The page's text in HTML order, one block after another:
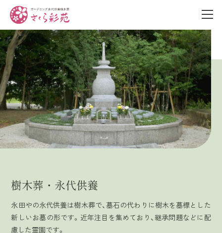
樹木葬・永代供養
永田やの永代供養は樹木葬で、墓石の代わりに樹木を墓標とした
新しいお墓の形です。近年注目を集めており、継承問題などに配
慮した霊園です。